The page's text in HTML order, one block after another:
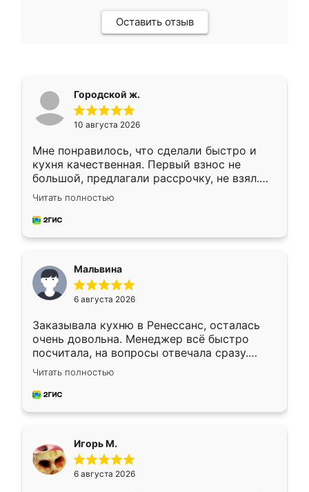
Оставить отзыв
Городской ж.
10 августа 2026
Мне понравилось, что сделали быстро и
кухня качественная. Первый взнос не
большой, предлагали рассрочку, не взял.
Ждал меньше месяца, сборщик с прямыми
руками. По цене вышло адекватно.
Рекомендую!
Читать полностью
Мальвина
6 августа 2026
Заказывала кухню в Ренессанс, осталась
очень довольна. Менеджер всё быстро
посчитала, на вопросы отвечала сразу.
Замерщик приехал в субботу, подошёл к
делу со всей ответственностью. Собрали
за день, ребята работали аккуратно, даже
Читать полностью
Игорь М.
6 августа 2026